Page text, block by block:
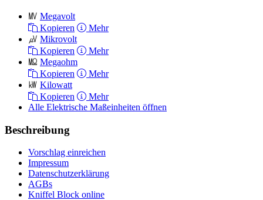
㎹ Megavolt
Kopieren
Mehr
㎶ Mikrovolt
Kopieren
Mehr
㏁ Megaohm
Kopieren
Mehr
㎾ Kilowatt
Kopieren
Mehr
Alle Elektrische Maßeinheiten öffnen
Beschreibung
Vorschlag einreichen
Impressum
Datenschutzerklärung
AGBs
Kniffel Block online